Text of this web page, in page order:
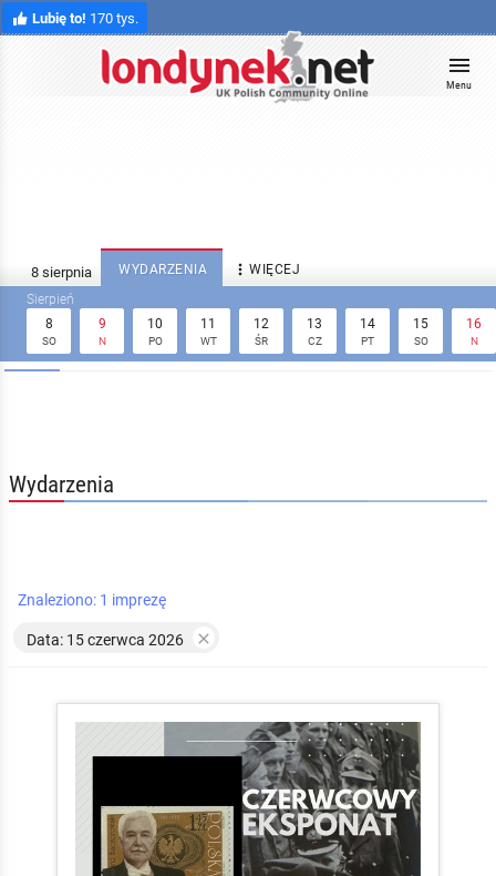
Lubię to! 170 tys.
Menu
WYDARZENIA  WIĘCEJ
8
SO
9
N
10
PO
11
WT
12
ŚR
13
CZ
14
PT
15
SO
16
N
Wydarzenia
Znaleziono: 1 imprezę
Data: 15 czerwca 2026 